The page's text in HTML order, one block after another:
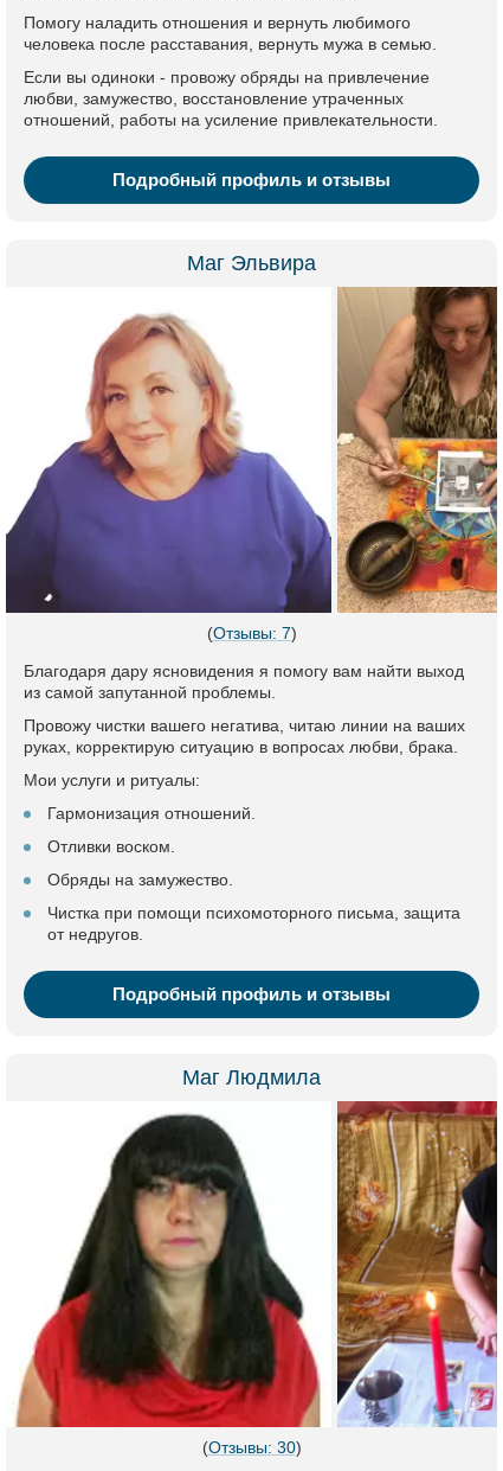
Помогу наладить отношения и вернуть любимого
человека после расставания, вернуть мужа в семью.
Если вы одиноки - провожу обряды на привлечение
любви, замужество, восстановление утраченных
отношений, работы на усиление привлекательности.
Подробный профиль и отзывы
Маг Эльвира
(Отзывы: 7)
Благодаря дару ясновидения я помогу вам найти выход
из самой запутанной проблемы.
Провожу чистки вашего негатива, читаю линии на ваших
руках, корректирую ситуацию в вопросах любви, брака.
Мои услуги и ритуалы:
Гармонизация отношений.
Отливки воском.
Обряды на замужество.
Чистка при помощи психомоторного письма, защита
от недругов.
Подробный профиль и отзывы
Маг Людмила
(Отзывы: 30)